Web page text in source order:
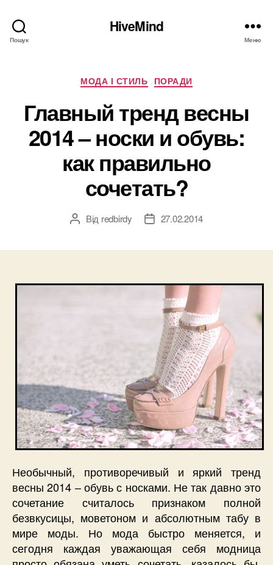
Пошук
HiveMind
Меню
Категорії
МОДА І СТИЛЬ ПОРАДИ
Главный тренд весны
2014 – носки и обувь:
как правильно
сочетать?
Автор
Від redbirdy
Дата27.02.2014
Необычный, противоречивый и яркий тренд
весны 2014 – обувь с носками. Не так давно это
сочетание считалось признаком полной
безвкусицы, моветоном и абсолютным табу в
мире моды. Но мода быстро меняется, и
сегодня каждая уважающая себя модница